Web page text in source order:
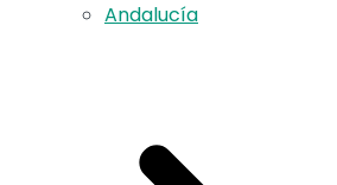
Andalucía